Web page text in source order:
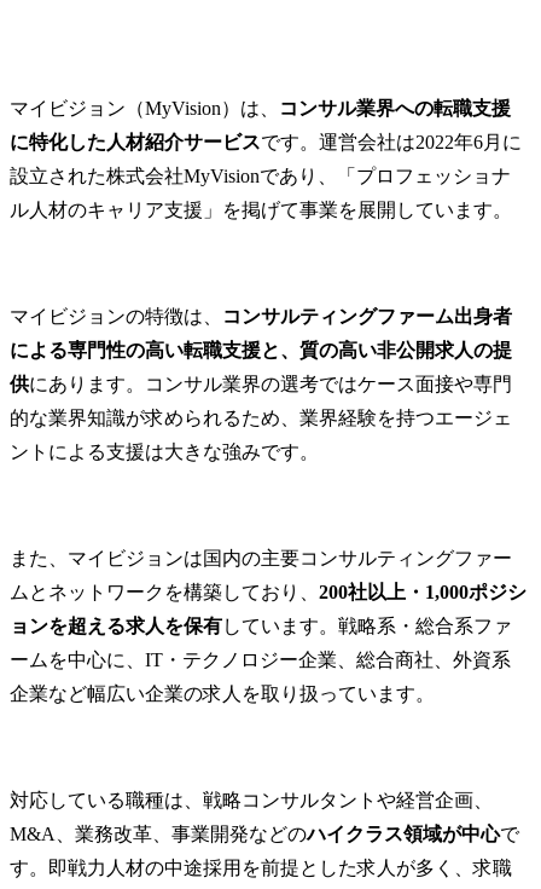
プロジェクト内OJT
ノウハウ標準化
・特定の業
に関する高
ち、担当プ
おいて、局
マネジャー
・マネジャ
一定程度の
状況におい
クトの計画
ロジェクト
● 業務内容
コンサルテ
(変更の範囲
する業務
マイビジョン（MyVision）は、
コンサル業界への転職支援
に特化した人材紹介サービスです。運営会社は2022年6月に
設立された株式会社MyVisionであり、「プロフェッショナ
ル人材のキャリア支援」を掲げて事業を展開しています。
マイビジョンの特徴は、
コンサルティングファーム出身者
による専門性の高い転職支援と、質の高い非公開求人の提
供にあります。コンサル業界の選考ではケース面接や専門
的な業界知識が求められるため、業界経験を持つエージェ
ントによる支援は大きな強みです。
また、マイビジョンは国内の主要コンサルティングファー
ムとネットワークを構築しており、 200社以上・1,000ポジシ
ョンを超える求人を保有しています。戦略系・総合系ファ
ームを中心に、IT・テクノロジー企業、総合商社、外資系
企業など幅広い企業の求人を取り扱っています。
対応している職種は、戦略コンサルタントや経営企画、
M&A、業務改革、事業開発などのハイクラス領域が中心で
す。即戦力人材の中途採用を前提とした求人が多く、求職